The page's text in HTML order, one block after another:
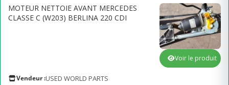
MOTEUR NETTOIE AVANT MERCEDES
CLASSE C (W203) BERLINA 220 CDI
Vendeur :USED WORLD PARTS
Voir le produit